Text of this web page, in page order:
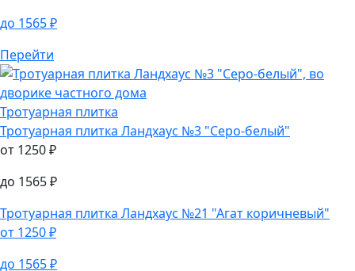
до 1565₽
Тротуарная плитка
от1250₽
до1565₽
Перейти
Тротуарная плитка
Тротуарная плитка Ландхаус №3 "Серо-белый"
от 1250₽
до 1565₽